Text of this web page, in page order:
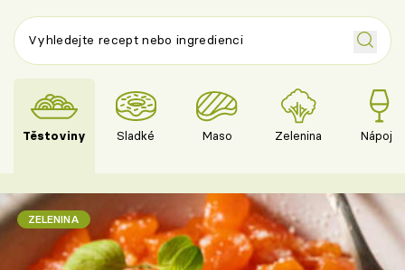
Těstoviny Sladké Maso Zelenina Nápoje
ZELENINA